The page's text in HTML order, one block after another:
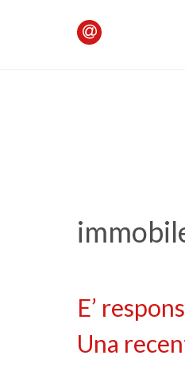
E’
Una